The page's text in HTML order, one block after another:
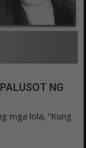
NG
mga lola, “Kung